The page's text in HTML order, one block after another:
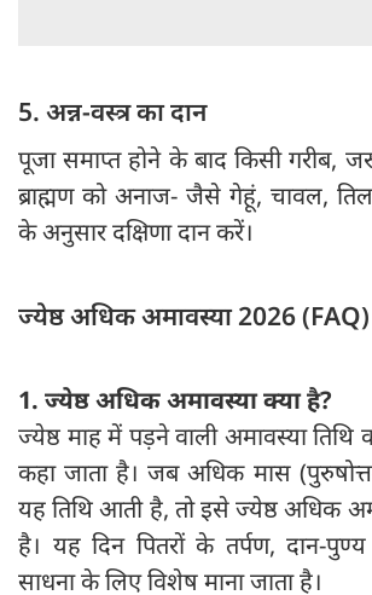
5. अन्न-वस्त्र का दान
पूजा समाप्त होने के बाद किसी गरीब,
ब्राह्मण को अनाज- जैसे गेहूं, चावल, तिल,
के अनुसार दक्षिणा दान करें।
ज्येष्ठ अधिक अमावस्या 2026 (FAQ)
1. ज्येष्ठ अधिक अमावस्या क्या है?
ज्येष्ठ माह में पड़ने वाली अमावस्या तिथि
कहा जाता है। जब अधिक मास
यह तिथि आती है, तो इसे ज्येष्ठ अधिक
है। यह दिन पितरों के तर्पण, दान-
साधना के लिए विशेष माना जाता है।